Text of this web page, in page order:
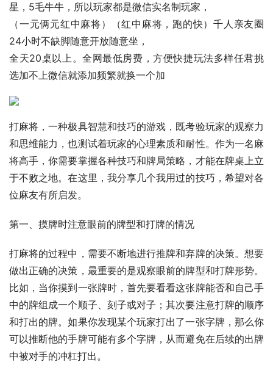
星，5毛牛牛，所以玩家都是微信实名制玩家，
（一元俩元红中麻将）（红中麻将，跑的快）千人亲友圈
24小时不缺脚随意开放随意坐，
全天20桌以上。全网最低房费，方便快捷玩法多样任君挑
选加不上微信就添加频繁就换一个加
打麻将，一种极具智慧和技巧的游戏，既考验玩家的观察力
和思维能力，也测试着玩家的心理素质和耐性。作为一名麻
将高手，你需要掌握各种技巧和牌局策略，才能在牌桌上立
于不败之地。在这里，我分享几个我用过的技巧，希望对各
位麻友有所启发。
第一、摸牌时注意眼前的牌型和打牌的情况
打麻将的过程中，需要不断地进行推牌和弃牌的决策。想要
做出正确的决策，最重要的是观察眼前的牌型和打牌形势。
比如，当你摸到一张牌时，首先要看看这张牌能否和自己手
中的牌组成一个顺子、刻子或对子；其次要注意打牌的顺序
和打出的牌。如果你发现某个玩家打出了一张字牌，那么你
可以推断他的手牌可能有多个字牌，从而避免在后续的出牌
中被对手的冲杠打出。